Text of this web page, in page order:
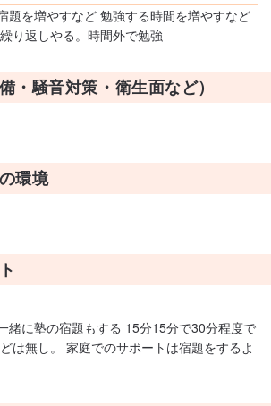
題を増やすなど 勉強する時間を増やすなど
り返しやる。時間外で勉強
・騒音対策・衛生面など）
環境
緒に塾の宿題もする 15分15分で30分程度で
は無し。 家庭でのサポートは宿題をするよ